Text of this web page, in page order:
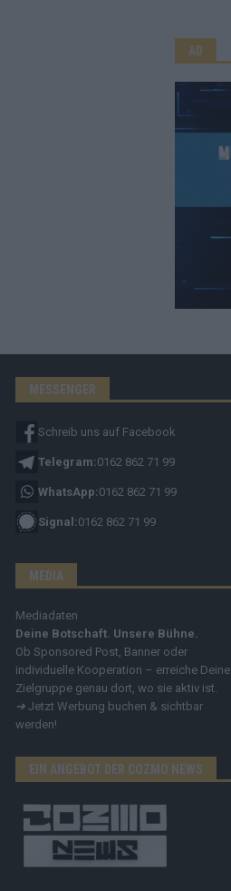
AD
MESSENGER
Schreib uns auf Facebook
Telegram:0162 862 71 99
WhatsApp:0162 862 71 99
Signal:0162 862 71 99
MEDIA
Mediadaten
Deine Botschaft. Unsere Bühne.
Ob Sponsored Post, Banner oder
individuelle Kooperation – erreiche Deine
Zielgruppe genau dort, wo sie aktiv ist.
➔ Jetzt Werbung buchen & sichtbar
werden!
EIN ANGEBOT DER COZMO NEWS